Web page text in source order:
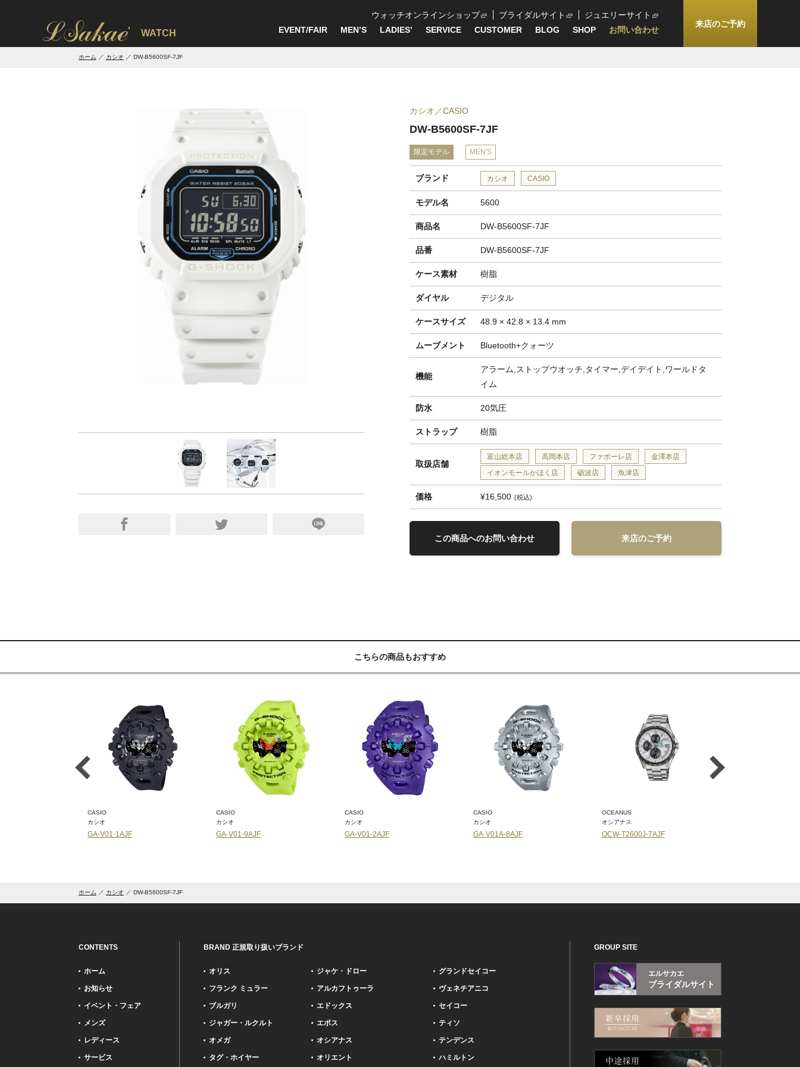
' WATCH
ウォッチオンラインショップ ブライダルサイト
ジュエリーサイト
EVENT/FAIR
MEN’S LADIES’ SERVICE CUSTOMER BLOG SHOP お問い合わせ
来店のご予約
ホーム カシオ DW-B5600SF-7JF
カシオ CASIO
DW-B5600SF-7JF
限定モデル MEN'S
ブランド カシオ CASIO
モデル名 5600
商品名 DW-B5600SF-7JF
品番 DW-B5600SF-7JF
ケース素材 樹脂
ダイヤル デジタル
ケースサイズ 48.9 × 42.8 × 13.4 mm
ムーブメント Bluetooth+クォーツ
機能
アラーム,ストップウオッチ,タイマー,デイデイト,ワールドタ
イム
防水 20気圧
ストラップ 樹脂
取扱店舗
富山総本店 高岡本店 ファボーレ店
金澤本店
イオンモールかほく店
砺波店 魚津店
価格 ¥16,500 税込
この商品へのお問い合わせ 来店のご予約
こちらの商品もおすすめ
CASIO
カシオ
GA-V01-1AJF
CASIO
カシオ
GA-V01-9AJF
CASIO
カシオ
GA-V01-2AJF
CASIO
カシオ
GA-V01A-8AJF
OCEANUS
オシアナス
OCW-T2600J-7AJF
ホーム カシオ DW-B5600SF-7JF
CONTENTS
ホーム
お知らせ
イベント・フェア
メンズ
レディース
サービス
BRAND 正規取り扱いブランド
オリス
フランク ミュラー
ブルガリ
ジャガー・ルクルト
オメガ
タグ・ホイヤー
ジャケ・ドロー
アルカフトゥーラ
エドックス
エポス
オシアナス
オリエント
グランドセイコー
ヴェネチアニコ
セイコー
ティソ
テンデンス
ハミルトン
GROUP SITE
エルサカエ
ブライダルサイト